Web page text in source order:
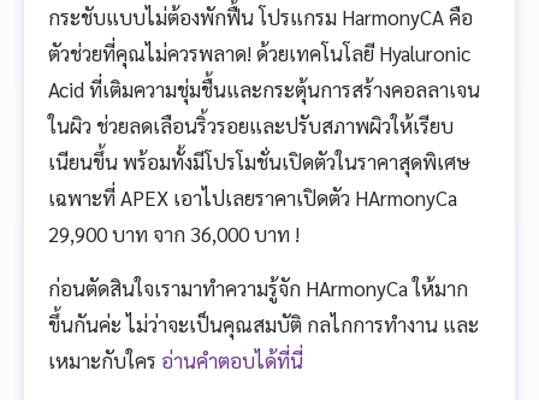
กระชับแบบไม่ต้องพักฟื้น โปรแกรม HarmonyCA คือ
ตัวช่วยที่คุณไม่ควรพลาด! ด้วยเทคโนโลยี Hyaluronic
Acid ที่เติมความชุ่มชื้นและกระตุ้นการสร้างคอลลาเจน
ในผิว ช่วยลดเลือนริ้วรอยและปรับสภาพผิวให้เรียบ
เนียนขึ้น พร้อมทั้งมีโปรโมชั่นเปิดตัวในราคาสุดพิเศษ
เฉพาะที่ APEX เอาไปเลยราคาเปิดตัว HArmonyCa
29,900 บาท จาก 36,000 บาท !
ก่อนตัดสินใจเรามาทำความรู้จัก HArmonyCa ให้มาก
ขึ้นกันค่ะ ไม่ว่าจะเป็นคุณสมบัติ กลไกการทำงาน และ
เหมาะกับใคร อ่านคำตอบได้ที่นี่